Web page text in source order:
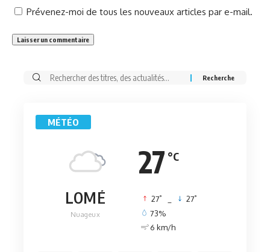
Prévenez-moi de tous les nouveaux articles par e-mail.
Rechercher:
MÉTÉO
27 °C
LOMÉ
Nuageux
27° 27°
73%
6 km/h